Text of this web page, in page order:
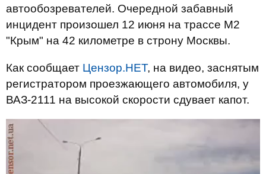
автообозревателей. Очередной забавный
инцидент произошел 12 июня на трассе М2
"Крым" на 42 километре в строну Москвы.
Как сообщает Цензор.НЕТ, на видео, заснятым
регистратором проезжающего автомобиля, у
ВАЗ-2111 на высокой скорости сдувает капот.